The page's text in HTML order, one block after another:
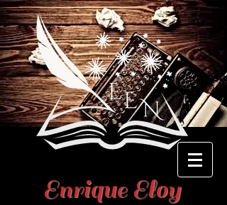
Enrique Eloy